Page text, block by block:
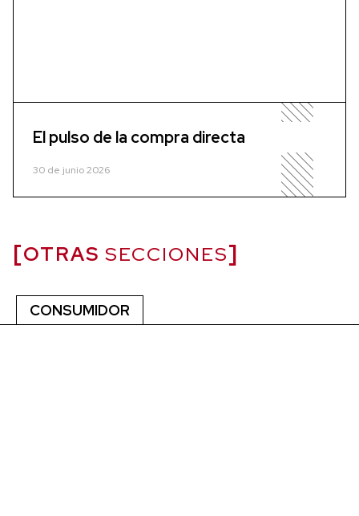
El pulso de la compra directa
30 de junio 2026
OTRAS SECCIONES
CONSUMIDOR